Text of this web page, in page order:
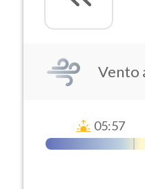
Vento
05:57